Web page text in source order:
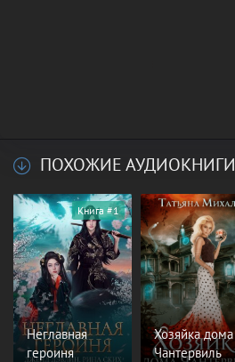
ПОХОЖИЕ АУДИОКНИГИ
Неглавная
героиня
Книга #1
Хозяйка дома
Чантервиль